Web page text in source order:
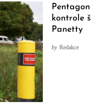
kontrole
Panetty
by Redakce